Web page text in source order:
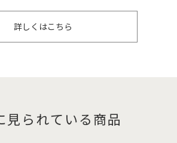
詳しくはこちら
見られている商品